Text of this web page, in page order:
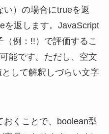
）の場合にtrueを返
を返します。JavaScript
例：!!）で評価するこ
能です。ただし、空文
して解釈しづらい文字
おくことで、boolean型